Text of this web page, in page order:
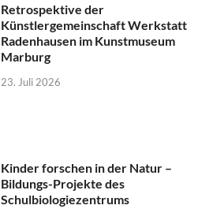
Retrospektive der
Künstlergemeinschaft Werkstatt
Radenhausen im Kunstmuseum
Marburg
23. Juli 2026
Kinder forschen in der Natur –
Bildungs-Projekte des
Schulbiologiezentrums